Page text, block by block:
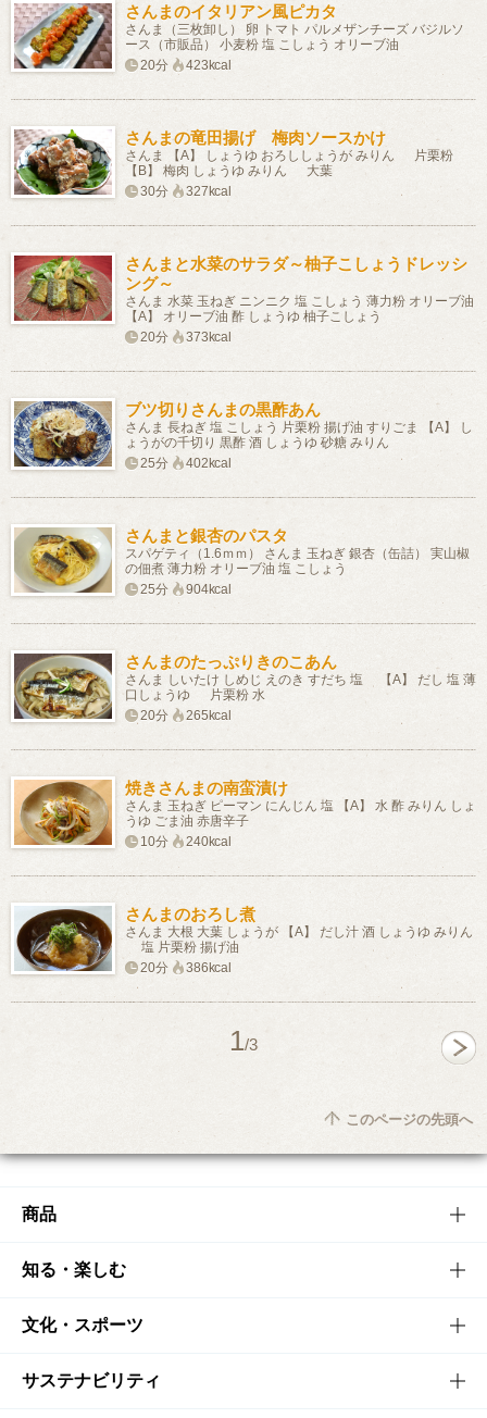
さんまのイタリアン風ピカタ
さんま（三枚卸し） 卵 トマト パルメザンチーズ バジルソ
ース（市販品） 小麦粉 塩 こしょう オリーブ油
20分
423kcal
さんまの竜田揚げ 梅肉ソースかけ
さんま 【A】 しょうゆ おろししょうが みりん 片栗粉
【B】 梅肉 しょうゆ みりん 大葉
30分
327kcal
さんまと水菜のサラダ～柚子こしょうドレッシ
ング～
さんま 水菜 玉ねぎ ニンニク 塩 こしょう 薄力粉 オリーブ油
【A】 オリーブ油 酢 しょうゆ 柚子こしょう
20分
373kcal
ブツ切りさんまの黒酢あん
さんま 長ねぎ 塩 こしょう 片栗粉 揚げ油 すりごま 【A】 し
ょうがの千切り 黒酢 酒 しょうゆ 砂糖 みりん
25分
402kcal
さんまと銀杏のパスタ
スパゲティ（1.6ｍｍ） さんま 玉ねぎ 銀杏（缶詰） 実山椒
の佃煮 薄力粉 オリーブ油 塩 こしょう
25分
904kcal
さんまのたっぷりきのこあん
さんま しいたけ しめじ えのき すだち 塩 【A】 だし 塩 薄
口しょうゆ 片栗粉 水
20分
265kcal
焼きさんまの南蛮漬け
さんま 玉ねぎ ピーマン にんじん 塩 【A】 水 酢 みりん しょ
うゆ ごま油 赤唐辛子
10分
240kcal
さんまのおろし煮
さんま 大根 大葉 しょうが 【A】 だし汁 酒 しょうゆ みりん
塩 片栗粉 揚げ油
20分
386kcal
1/3
このページの先頭へ
商品
商品TOP
商品一覧
商品発売情報
知る・楽しむ
知る・楽しむTOP
キャンペーン
文化・スポーツ
文化・スポーツTOP
サステナビリティ